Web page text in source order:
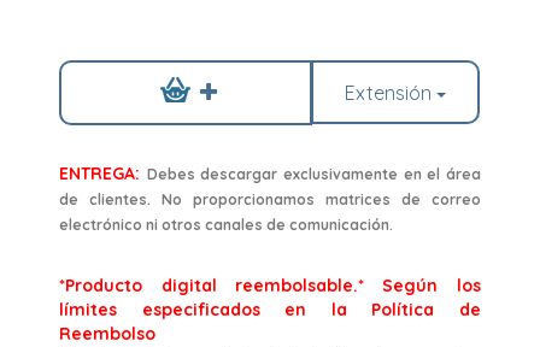
Extensión
ENTREGA: Debes descargar exclusivamente en el área
de clientes. No proporcionamos matrices de correo
electrónico ni otros canales de comunicación.
*Producto digital reembolsable.* Según los
límites especificados en la Política de
Reembolso